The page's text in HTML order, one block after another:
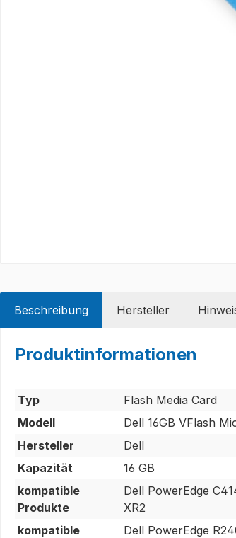
Beschreibung Hersteller
Produktinformationen
Typ
Flash Media Card
Modell
Dell 16GB VFlash
Hersteller
Dell
Kapazität
16 GB
kompatible
Produkte
Dell PowerEdge
XR2
kompatible
Dell PowerEdge